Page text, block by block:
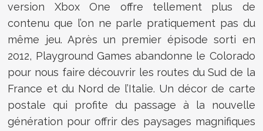
version Xbox One offre tellement plus de
contenu que l’on ne parle pratiquement pas du
même jeu. Après un premier épisode sorti en
2012, Playground Games abandonne le Colorado
pour nous faire découvrir les routes du Sud de la
France et du Nord de l’Italie. Un décor de carte
postale qui profite du passage à la nouvelle
génération pour offrir des paysages magnifiques